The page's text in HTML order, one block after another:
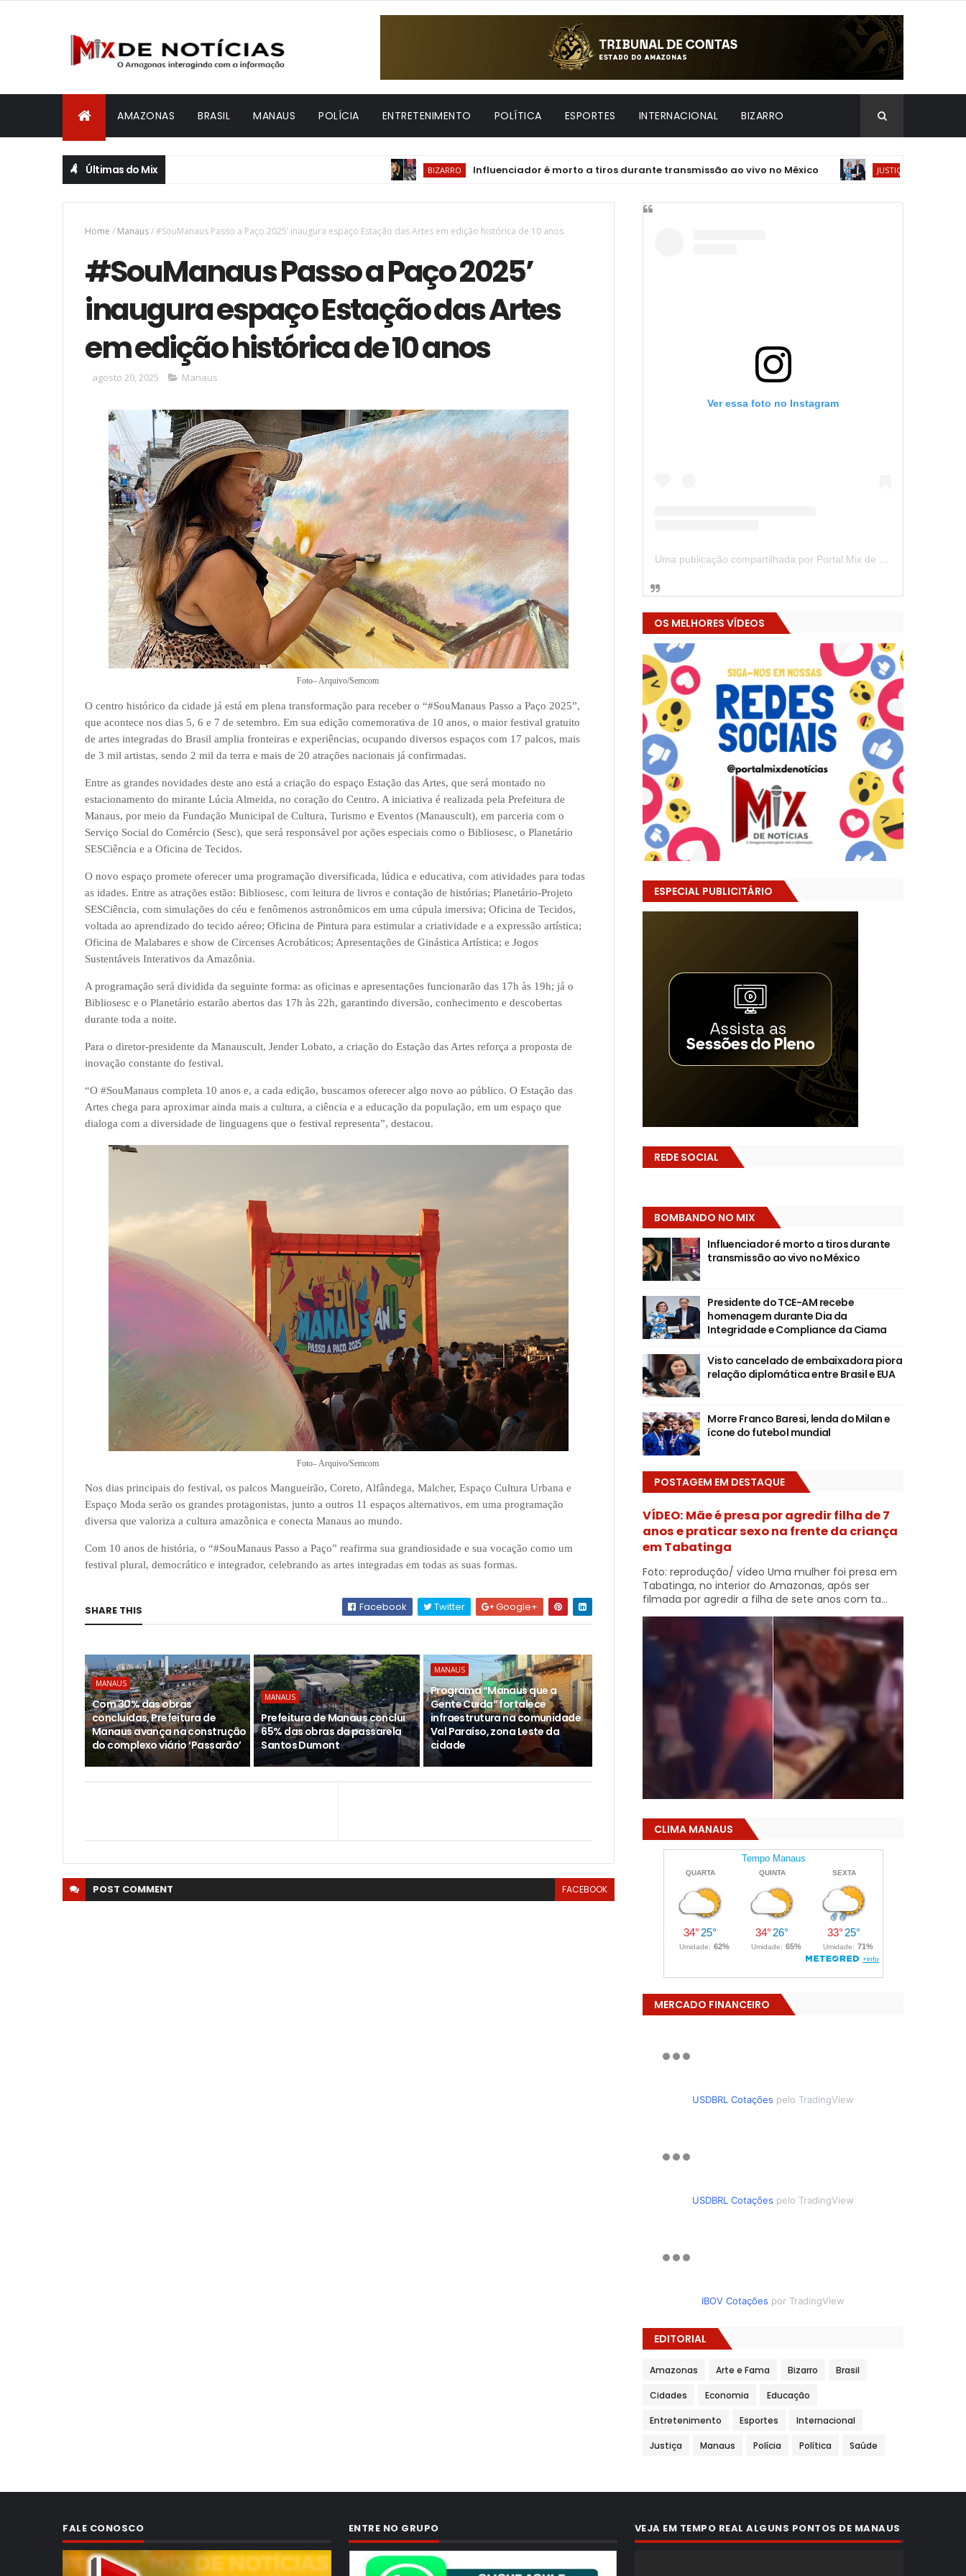
AMAZONAS BRASIL MANAUS POLÍCIA ENTRETENIMENTO POLÍTICA ESPORTES INTERNACIONAL BIZARRO
Últimas do Mix BIZARRO Influenciador é morto a tiros durante transmissão ao vivo no México JUSTIÇA Presidente do
Home / Manaus/#SouManaus Passo a Paço 2025’ inaugura espaço Estação das Artes em edição histórica de 10 anos
#SouManaus Passo a Paço 2025’
inaugura espaço Estação das Artes
em edição histórica de 10 anos
agosto 20, 2025 Manaus
Foto– Arquivo/Semcom
O centro histórico da cidade já está em plena transformação para receber o “#SouManaus Passo a Paço 2025”,
que acontece nos dias 5, 6 e 7 de setembro. Em sua edição comemorativa de 10 anos, o maior festival gratuito
de artes integradas do Brasil amplia fronteiras e experiências, ocupando diversos espaços com 17 palcos, mais
de 3 mil artistas, sendo 2 mil da terra e mais de 20 atrações nacionais já confirmadas.
Entre as grandes novidades deste ano está a criação do espaço Estação das Artes, que será montado no
estacionamento do mirante Lúcia Almeida, no coração do Centro. A iniciativa é realizada pela Prefeitura de
Manaus, por meio da Fundação Municipal de Cultura, Turismo e Eventos (Manauscult), em parceria com o
Serviço Social do Comércio (Sesc), que será responsável por ações especiais como o Bibliosesc, o Planetário
SESCiência e a Oficina de Tecidos.
O novo espaço promete oferecer uma programação diversificada, lúdica e educativa, com atividades para todas
as idades. Entre as atrações estão: Bibliosesc, com leitura de livros e contação de histórias; Planetário-Projeto
SESCiência, com simulações do céu e fenômenos astronômicos em uma cúpula imersiva; Oficina de Tecidos,
voltada ao aprendizado do tecido aéreo; Oficina de Pintura para estimular a criatividade e a expressão artística;
Oficina de Malabares e show de Circenses Acrobáticos; Apresentações de Ginástica Artística; e Jogos
Sustentáveis Interativos da Amazônia.
A programação será dividida da seguinte forma: as oficinas e apresentações funcionarão das 17h às 19h; já o
Bibliosesc e o Planetário estarão abertos das 17h às 22h, garantindo diversão, conhecimento e descobertas
durante toda a noite.
Para o diretor-presidente da Manauscult, Jender Lobato, a criação do Estação das Artes reforça a proposta de
inovação constante do festival.
“O #SouManaus completa 10 anos e, a cada edição, buscamos oferecer algo novo ao público. O Estação das
Artes chega para aproximar ainda mais a cultura, a ciência e a educação da população, em um espaço que
dialoga com a diversidade de linguagens que o festival representa”, destacou.
Foto– Arquivo/Semcom
Nos dias principais do festival, os palcos Mangueirão, Coreto, Alfândega, Malcher, Espaço Cultura Urbana e
Espaço Moda serão os grandes protagonistas, junto a outros 11 espaços alternativos, em uma programação
diversa que valoriza a cultura amazônica e conecta Manaus ao mundo.
Com 10 anos de história, o “#SouManaus Passo a Paço” reafirma sua grandiosidade e sua vocação como um
festival plural, democrático e integrador, celebrando as artes integradas em todas as suas formas.
SHARE THIS Facebook Twitter Google+
MANAUS
Com 30% das obras
concluídas, Prefeitura de
Manaus avança na construção
do complexo viário ‘Passarão’
MANAUS
Prefeitura de Manaus conclui
65% das obras da passarela
Santos Dumont
MANAUS
Programa “Manaus que a
Gente Cuida” fortalece
infraestrutura na comunidade
Val Paraíso, zona Leste da
cidade
POST COMMENT FACEBOOK
Ver essa foto no Instagram
Uma publicação compartilhada por Portal Mix de Notícias (@portalmixdenoticias)
OS MELHORES VÍDEOS
ESPECIAL PUBLICITÁRIO
REDE SOCIAL
BOMBANDO NO MIX
Influenciador é morto a tiros durante
transmissão ao vivo no México
Presidente do TCE-AM recebe
homenagem durante Dia da
Integridade e Compliance da Ciama
Visto cancelado de embaixadora piora
relação diplomática entre Brasil e EUA
Morre Franco Baresi, lenda do Milan e
ícone do futebol mundial
POSTAGEM EM DESTAQUE
VÍDEO: Mãe é presa por agredir filha de 7
anos e praticar sexo na frente da criança
em Tabatinga
Foto: reprodução/ vídeo Uma mulher foi presa em
Tabatinga, no interior do Amazonas, após ser
filmada por agredir a filha de sete anos com ta...
CLIMA MANAUS
MERCADO FINANCEIRO
USDBRL Cotações pelo TradingView
USDBRL Cotações pelo TradingView
IBOV Cotações por TradingView
EDITORIAL
Amazonas Arte e Fama Bizarro Brasil
Cidades Economia Educação
Entretenimento Esportes Internacional
Justiça Manaus Polícia Política Saúde
FALE CONOSCO ENTRE NO GRUPO VEJA EM TEMPO REAL ALGUNS PONTOS DE MANAUS